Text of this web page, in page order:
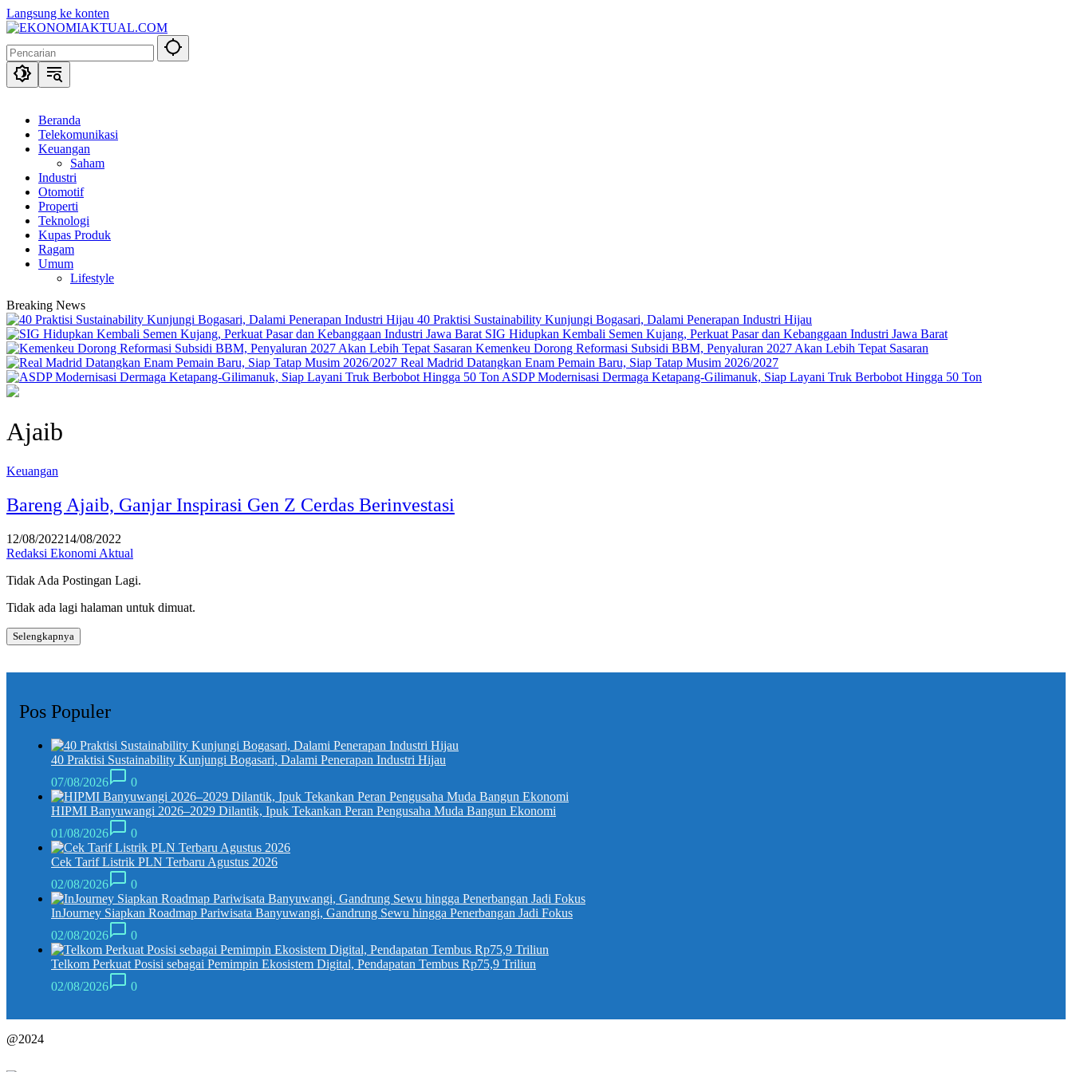
Langsung ke konten
Beranda
Telekomunikasi
Keuangan
Saham
Industri
Otomotif
Properti
Teknologi
Kupas Produk
Ragam
Umum
Lifestyle
Breaking News
40 Praktisi Sustainability Kunjungi Bogasari, Dalami Penerapan Industri Hijau
SIG Hidupkan Kembali Semen Kujang, Perkuat Pasar dan Kebanggaan Industri Jawa Barat
Kemenkeu Dorong Reformasi Subsidi BBM, Penyaluran 2027 Akan Lebih Tepat Sasaran
Real Madrid Datangkan Enam Pemain Baru, Siap Tatap Musim 2026/2027
ASDP Modernisasi Dermaga Ketapang-Gilimanuk, Siap Layani Truk Berbobot Hingga 50 Ton
Ajaib
Keuangan
Bareng Ajaib, Ganjar Inspirasi Gen Z Cerdas Berinvestasi
12/08/202214/08/2022
Redaksi Ekonomi Aktual
Tidak Ada Postingan Lagi.
Tidak ada lagi halaman untuk dimuat.
Selengkapnya
Pos Populer
40 Praktisi Sustainability Kunjungi Bogasari, Dalami Penerapan Industri Hijau
07/08/2026
0
HIPMI Banyuwangi 2026–2029 Dilantik, Ipuk Tekankan Peran Pengusaha Muda Bangun Ekonomi
01/08/2026
0
Cek Tarif Listrik PLN Terbaru Agustus 2026
02/08/2026
0
InJourney Siapkan Roadmap Pariwisata Banyuwangi, Gandrung Sewu hingga Penerbangan Jadi Fokus
02/08/2026
0
Telkom Perkuat Posisi sebagai Pemimpin Ekosistem Digital, Pendapatan Tembus Rp75,9 Triliun
02/08/2026
0
@2024